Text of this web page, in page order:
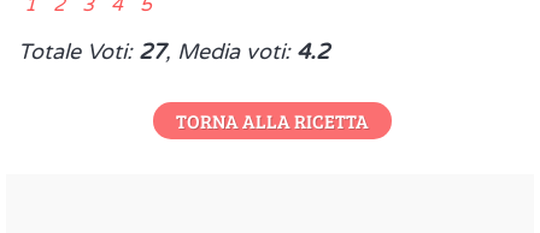
1 2 3 4 5
Totale Voti: 27, Media voti: 4.2
TORNA ALLA RICETTA